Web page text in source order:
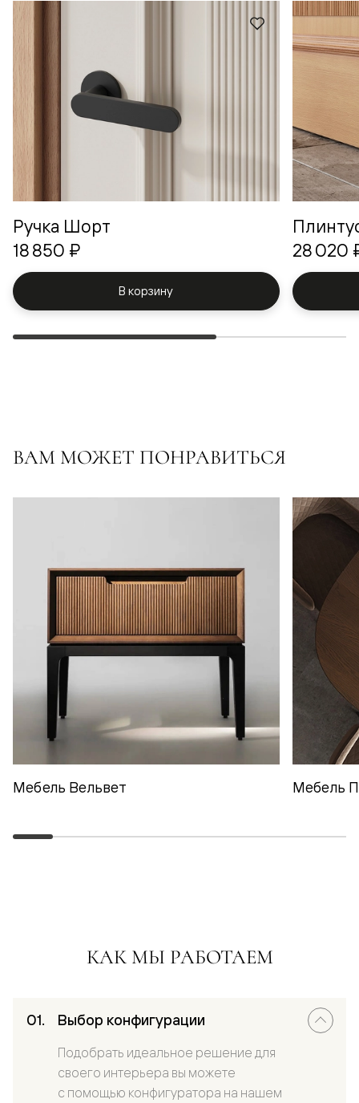
Ручка Шорт
18 850 ₽
В корзину
28 020
ВАМ МОЖЕТ ПОНРАВИТЬСЯ
Мебель Вельвет Мебель
КАК МЫ РАБОТАЕМ
Выбор конфигурации
Подобрать идеальное решение для
своего интерьера вы можете
с помощью конфигуратора на нашем